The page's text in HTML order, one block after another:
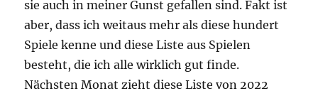
sie auch in meiner Gunst gefallen sind. Fakt ist
aber, dass ich weitaus mehr als diese hundert
Spiele kenne und diese Liste aus Spielen
besteht, die ich alle wirklich gut finde.
Nächsten Monat zieht diese Liste von 2022